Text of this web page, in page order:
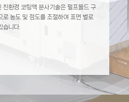
친환경 코팅액 분사기술은 펄프몰드 구
로 농도 및 점도를 조절하여 표면 별로
습니다.
친환경 코팅액 분사기술은 펄프몰드 구
로 농도 및 점도를 조절하여 표면 별로
습니다.
친환경 코팅액 분사기술은 펄프몰드 구
로 농도 및 점도를 조절하여 표면 별로
습니다.